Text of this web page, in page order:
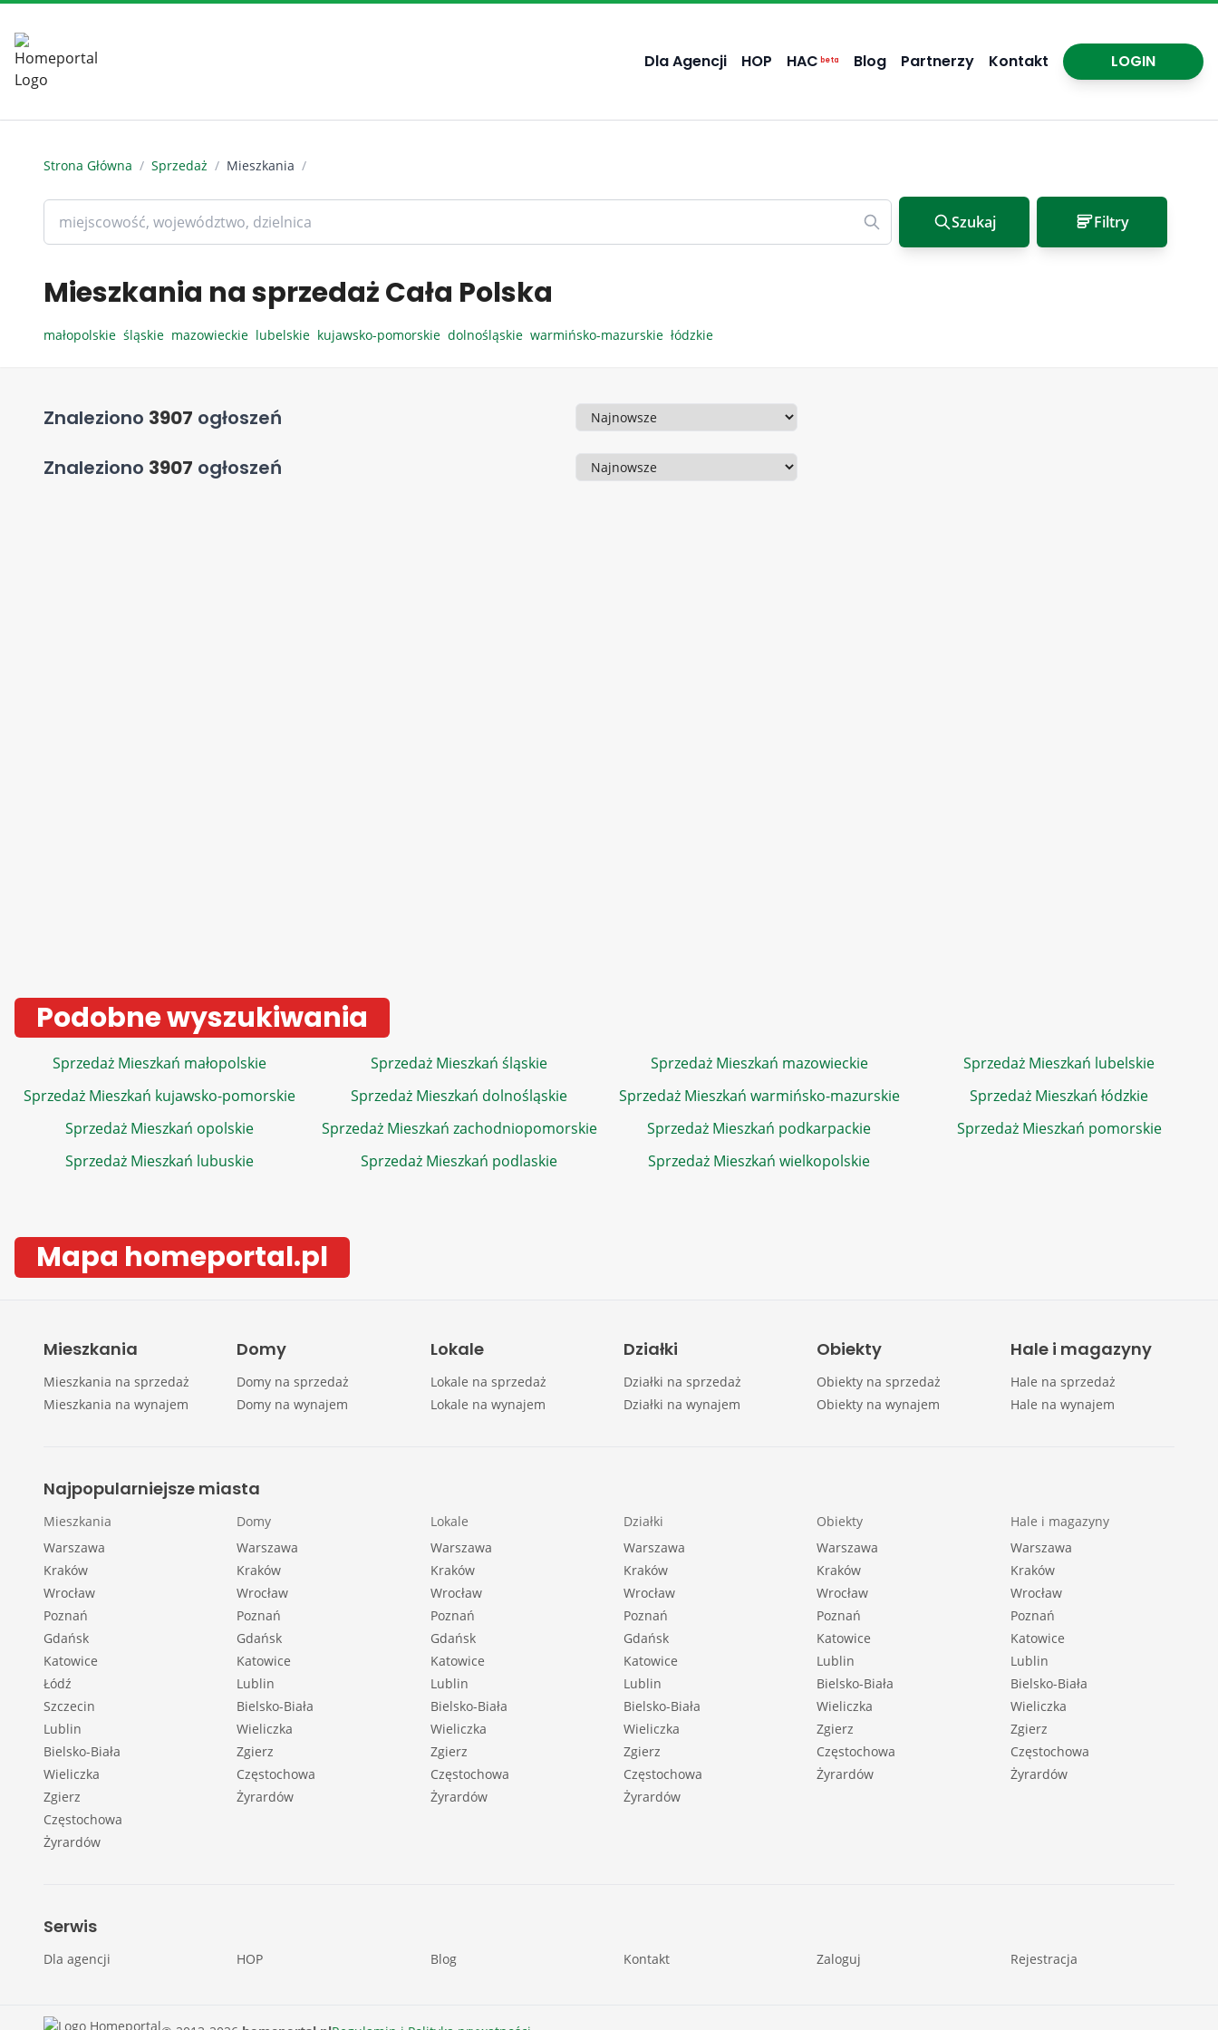
Dla Agencji HOP HAC beta Blog Partnerzy Kontakt LOGIN
Strona Główna / Sprzedaż / Mieszkania /
Szukaj Filtry
Mieszkania na sprzedaż Cała Polska
małopolskie śląskie mazowieckie lubelskie kujawsko-pomorskie dolnośląskie warmińsko-mazurskie łódzkie
Znaleziono 3907 ogłoszeń Sortowanie
Znaleziono 3907 ogłoszeń Sortowanie
Podobne wyszukiwania
Sprzedaż Mieszkań małopolskie Sprzedaż Mieszkań śląskie Sprzedaż Mieszkań mazowieckie
Sprzedaż Mieszkań lubelskie
Sprzedaż Mieszkań kujawsko-pomorskie
Sprzedaż Mieszkań dolnośląskie Sprzedaż Mieszkań warmińsko-mazurskie
Sprzedaż Mieszkań łódzkie
Sprzedaż Mieszkań opolskie
Sprzedaż Mieszkań zachodniopomorskie Sprzedaż Mieszkań podkarpackie
Sprzedaż Mieszkań pomorskie
Sprzedaż Mieszkań lubuskie
Sprzedaż Mieszkań podlaskie Sprzedaż Mieszkań wielkopolskie
Mapa homeportal.pl
Mieszkania
Mieszkania na sprzedaż
Mieszkania na wynajem
Domy
Domy na sprzedaż
Domy na wynajem
Lokale
Lokale na sprzedaż
Lokale na wynajem
Działki
Działki na sprzedaż
Działki na wynajem
Obiekty
Obiekty na sprzedaż
Obiekty na wynajem
Hale i magazyny
Hale na sprzedaż
Hale na wynajem
Najpopularniejsze miasta
Mieszkania
Warszawa
Kraków
Wrocław
Poznań
Gdańsk
Katowice
Łódź
Szczecin
Lublin
Bielsko-Biała
Wieliczka
Zgierz
Częstochowa
Żyrardów
Domy
Warszawa
Kraków
Wrocław
Poznań
Gdańsk
Katowice
Lublin
Bielsko-Biała
Wieliczka
Zgierz
Częstochowa
Żyrardów
Lokale
Warszawa
Kraków
Wrocław
Poznań
Gdańsk
Katowice
Lublin
Bielsko-Biała
Wieliczka
Zgierz
Częstochowa
Żyrardów
Działki
Warszawa
Kraków
Wrocław
Poznań
Gdańsk
Katowice
Lublin
Bielsko-Biała
Wieliczka
Zgierz
Częstochowa
Żyrardów
Obiekty
Warszawa
Kraków
Wrocław
Poznań
Katowice
Lublin
Bielsko-Biała
Wieliczka
Zgierz
Częstochowa
Żyrardów
Hale i magazyny
Warszawa
Kraków
Wrocław
Poznań
Katowice
Lublin
Bielsko-Biała
Wieliczka
Zgierz
Częstochowa
Żyrardów
Serwis
Dla agencji HOP Blog Kontakt Zaloguj Rejestracja